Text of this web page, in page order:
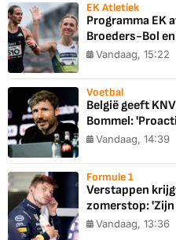
EK Atletiek
Programma EK
Broeders-Bol
Vandaag, 15:22
Voetbal
België geeft
Bommel:
Vandaag, 14:39
Formule 1
Verstappen
zomerstop:
Vandaag, 13:36